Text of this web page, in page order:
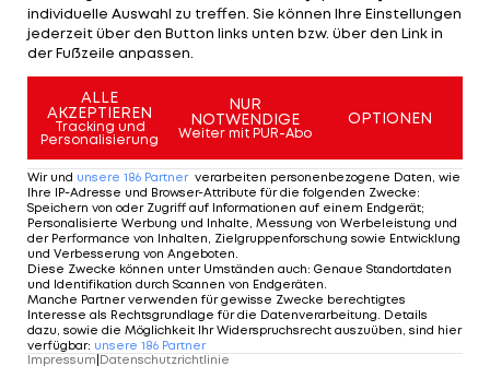
Capitals verpflichten
weiteren
ICE Hockey League
Caps-
Nachverpflichtungen
seit 2021?
ICE Hockey League
Highlights: Die Graz99ers sind ICE-
Meister!
Eishockey - ICE
Highlights:
Sieg zum Titel
individuelle Auswahl zu treffen. Sie können Ihre Einstellungen
jederzeit über den Button links unten bzw. über den Link in
der Fußzeile anpassen.
ALLE
AKZEPTIEREN
Tracking und
Personalisierung
NUR
NOTWENDIGE
Weiter mit PUR-Abo
OPTIONEN
Wir und unsere 186 Partner verarbeiten personenbezogene Daten, wie
Ihre IP-Adresse und Browser-Attribute für die folgenden Zwecke:
Speichern von oder Zugriff auf Informationen auf einem Endgerät;
Personalisierte Werbung und Inhalte, Messung von Werbeleistung und
der Performance von Inhalten, Zielgruppenforschung sowie Entwicklung
und Verbesserung von Angeboten
Diese Zwecke können unter Umständen auch: Genaue Standortdaten
und Identifikation durch Scannen von Endgeräten
Manche Partner verwenden für gewisse Zwecke berechtigtes
Interesse als Rechtsgrundlage für die Datenverarbeitung. Details
dazu, sowie die Möglichkeit Ihr Widerspruchsrecht auszuüben, sind hier
verfügbar: unsere 186 Partner
Impressum|Datenschutzrichtlinie